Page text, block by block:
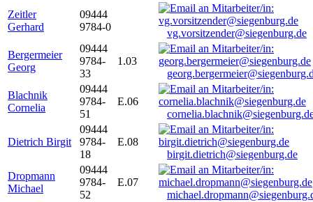
Zeitler
Gerhard
09444
9784-0
vg.vorsitzender@siegenburg.de
Bergermeier
Georg
09444
9784-
33
1.03
Blachnik
Cornelia
09444
9784-
51
E.06
Dietrich Birgit
09444
9784-
18
E.08
birgit.dietrich@siegenburg.de
Dropmann
Michael
09444
9784-
52
E.07